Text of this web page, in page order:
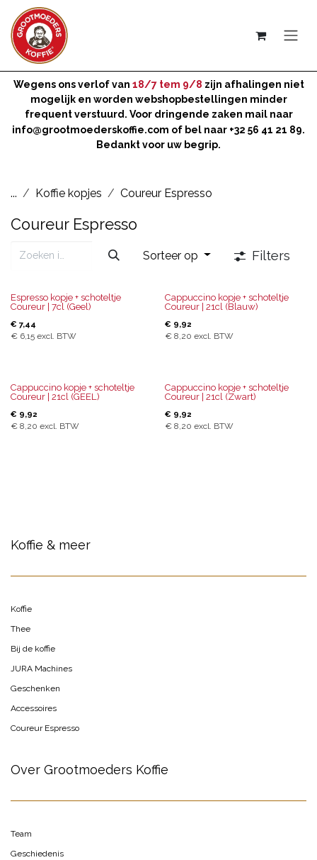
Overslaan naar inhoud
Wegens ons verlof van 18/7 tem 9/8 zijn afhalingen niet
mogelijk en worden webshopbestellingen minder
frequent verstuurd. Voor dringende zaken mail naar
info@grootmoederskoffie.com of bel naar +32 56 41 21 89.
Bedankt voor uw begrip.
... Koffie kopjes Coureur Espresso
Coureur Espresso
Sorteer op Filters
Espresso kopje + schoteltje
Coureur | 7cl (Geel)
€ 7,44
€ 6,15 excl. BTW
Cappuccino kopje + schoteltje
Coureur | 21cl (Blauw)
€ 9,92
€ 8,20 excl. BTW
Cappuccino kopje + schoteltje
Coureur | 21cl (GEEL)
€ 9,92
€ 8,20 excl. BTW
Cappuccino kopje + schoteltje
Coureur | 21cl (Zwart)
€ 9,92
€ 8,20 excl. BTW
Koffie & meer
Koffie
Thee
Bij de koffie
JURA Machines
Geschenken
Accessoires
Coureur Espresso
Over Grootmoeders Koffie
Team
Geschiedenis